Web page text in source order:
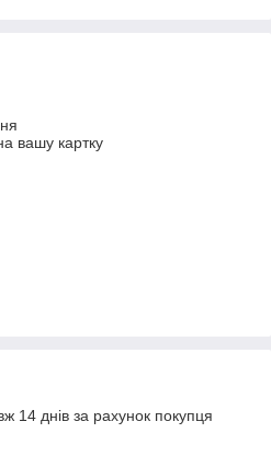
вашу картку
14 днів за рахунок покупця